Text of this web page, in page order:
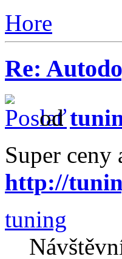
Hore
Re:
od
Super
http://
tuning